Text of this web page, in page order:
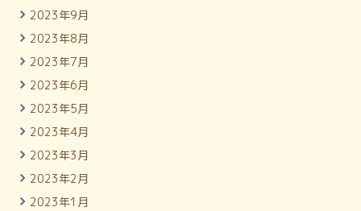
2023年9月
2023年8月
2023年7月
2023年6月
2023年5月
2023年4月
2023年3月
2023年2月
2023年1月